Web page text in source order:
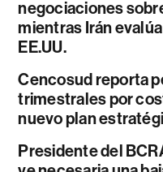
negociaciones
mientras Irán
EE.UU.
Cencosud reporta
trimestrales por
nuevo plan
Presidente del